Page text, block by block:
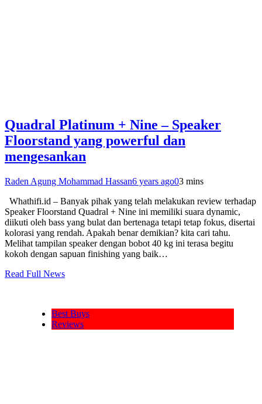
Quadral Platinum + Nine – Speaker
Floorstand yang powerful dan
mengesankan
Raden Agung Mohammad Hassan6 years ago03 mins
Whathifi.id – Banyak pihak yang telah melakukan review terhadap
Speaker Floorstand Quadral + Nine ini memiliki suara dynamic,
diikuti oleh bass yang bulat dan bertenaga tetapi tetap fokus, disertai
kolorasi yang rendah. Apakah benar demikian? kita cari tahu.
Melihat tampilan speaker dengan bobot 40 kg ini terasa begitu
kokoh dengan sapuan finishing yang baik…
Read Full News
Best Buys
Reviews